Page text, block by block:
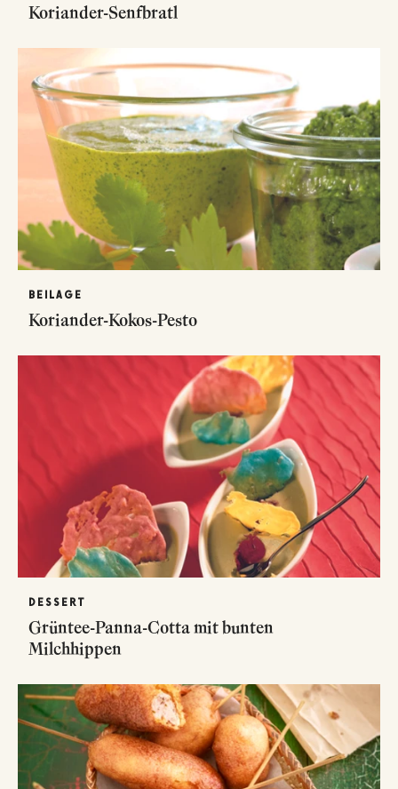
Koriander-Senfbratl
BEILAGE
Koriander-Kokos-Pesto
DESSERT
Grüntee-Panna-Cotta mit bunten
Milchhippen